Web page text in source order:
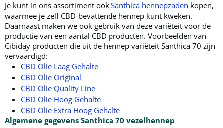
Je kunt in ons assortiment ook Santhica hennepzaden kopen,
waarmee je zelf CBD-bevattende hennep kunt kweken.
Daarnaast maken we ook gebruik van deze variëteit voor de
productie van een aantal CBD producten. Voorbeelden van
Cibiday producten die uit de hennep variëteit Santhica 70 zijn
vervaardigd:
CBD Olie Laag Gehalte
CBD Olie Original
CBD Olie Quality Line
CBD Olie Hoog Gehalte
CBD Olie Extra Hoog Gehalte
Algemene gegevens Santhica 70 vezelhennep